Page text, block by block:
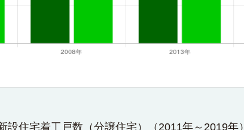
住宅着工戸数（分譲住宅）（2011年～2019年）